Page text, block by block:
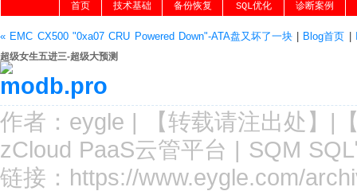
首页 技术基础 备份恢复 SQL优化 诊断案例
« EMC CX500 "0xa07 CRU Powered Down"-ATA盘又坏了一块| Blog首页
超级女生五进三-超级大预测
作者： eygle | 【转载请注出处 】|
zCloud PaaS云管平台 | SQM
链接： https://www.eygle.com/